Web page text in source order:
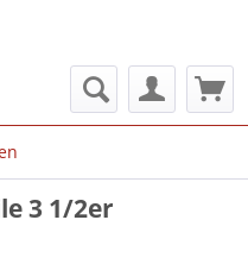
3 1/2er